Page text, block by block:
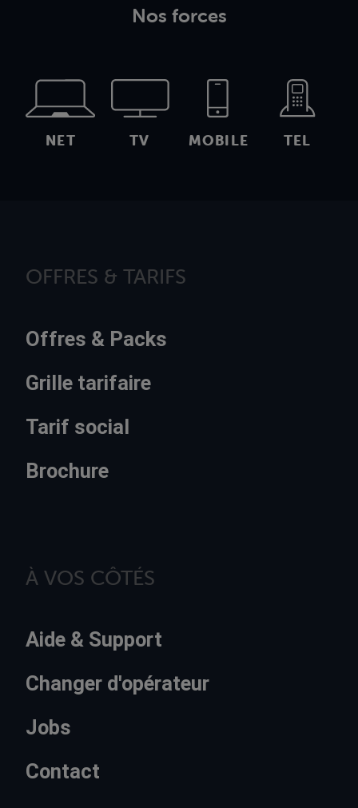
Nos forces
NET TV MOBILE TEL
OFFRES & TARIFS
Offres & Packs
Grille tarifaire
Tarif social
Brochure
À VOS CÔTÉS
Aide & Support
Changer d'opérateur
Jobs
Contact